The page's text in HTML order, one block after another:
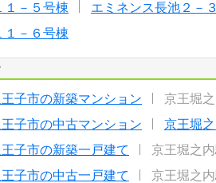
１－５号棟
エミネンス長池２－
１－６号棟
王子市の新築マンション
京王堀
王子市の中古マンション
京王堀
王子市の新築一戸建て
京王堀之
王子市の中古一戸建て
京王堀之